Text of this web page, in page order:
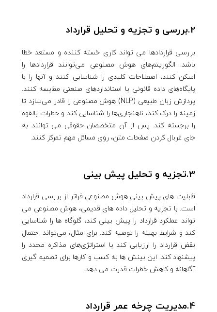
2.بررسی و تجزیه و تحلیل قرارداد
بررسی قراردادها می تواند کاری خسته کننده و مستعد خطا
باشد. الگوریتم‌های هوش مصنوعی می‌توانند قراردادها را
اسکن کنند، اصطلاحات کلیدی را شناسایی کنند و آنها را با
پایگاه‌های داده قانونی یا استانداردهای صنعتی مقایسه کنند.
پردازش زبان طبیعی (NLP) هوش مصنوعی را قادر می‌سازد تا
زمینه را درک کند، ناهنجاری‌ها را شناسایی کند و خطرات بالقوه
را برجسته کند. پس از آن متخصصان حقوقی می توانند به
جای غربال کردن صفحات متن، روی مسائل مهم تمرکز کنند.
3.تجزیه و تحلیل پیش بینی
قابلیت های پیش بینی هوش مصنوعی فراتر از بررسی قرارداد
است. با تجزیه و تحلیل داده های قدیمی، هوش مصنوعی می
تواند عملکرد قرارداد را پیش بینی کند، گلوگاه ها را شناسایی
کند و شرایط بهینه را توصیه کند. برای مثال، می‌تواند احتمال
نقض قرارداد را ارزیابی کند یا استراتژی‌های مذاکره مجدد را
پیشنهاد کند. این بینش ها به کسب و کارها برای تصمیم گیری
آگاهانه و کاهش خطرات قدرت می دهد.
4.مدیریت چرخه عمر قرارداد